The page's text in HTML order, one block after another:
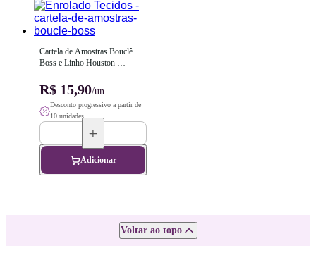
Cartela de Amostras Bouclê
Boss e Linho Houston
R$ 15,90/un
Desconto progressivo a partir de
10 unidades
Adicionar
Voltar ao topo